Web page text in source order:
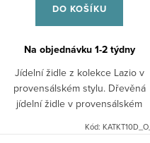
DO KOŠÍKU
Na objednávku 1-2 týdny
Jídelní židle z kolekce Lazio v
provensálském stylu. Dřevěná
jídelní židle v provensálském
barvě ořechu se vyznačuje díky
Kód: KATKT10D_O_